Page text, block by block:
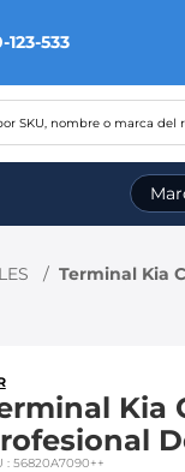
533
SKU, nombre
Terminal Kia
Kia
: 56820A7090++